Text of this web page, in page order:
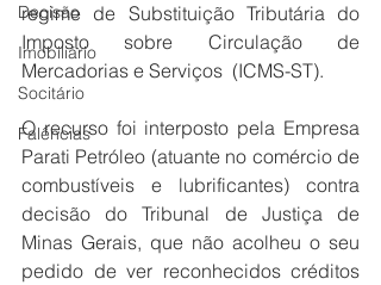
Decisão
Imobiliário
Socitário
Falências
regime de Substituição Tributária do
Imposto sobre Circulação de
Mercadorias e Serviços  (ICMS-ST).
O recurso foi interposto pela Empresa
Parati Petróleo (atuante no comércio de
combustíveis e lubrificantes) contra
decisão do Tribunal de Justiça de
Minas Gerais, que não acolheu o seu
pedido de ver reconhecidos créditos